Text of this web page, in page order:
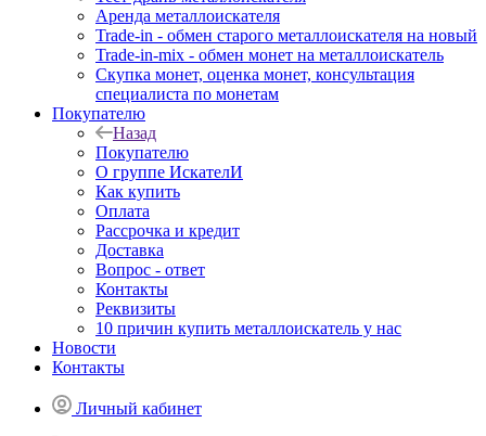
Аренда металлоискателя
Trade-in - обмен старого металлоискателя на новый
Trade-in-mix - обмен монет на металлоискатель
Скупка монет, оценка монет, консультация
специалиста по монетам
Покупателю
Назад
Покупателю
О группе ИскателИ
Как купить
Оплата
Рассрочка и кредит
Доставка
Вопрос - ответ
Контакты
Реквизиты
10 причин купить металлоискатель у нас
Новости
Контакты
Личный кабинет